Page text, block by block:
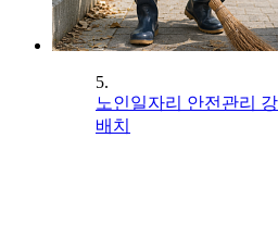
5.
노인일자리 안전관리
배치